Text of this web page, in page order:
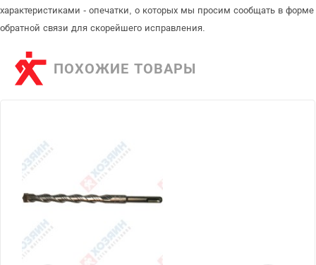
характеристиками - опечатки, о которых мы просим сообщать в форме
обратной связи для скорейшего исправления.
ПОХОЖИЕ ТОВАРЫ